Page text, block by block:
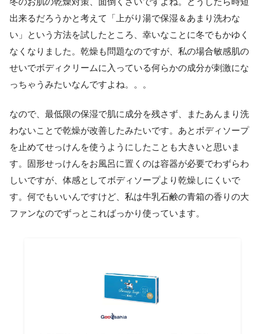
出来るだろうかと考えて「上がり湯で保湿＆あまり洗わな
い」という方法を試したところ、幸いなことに冬でもかゆく
なくなりました。乾燥も問題なのですが、私の場合敏感肌の
せいでボディクリームに入っている何らかの成分が刺激にな
っちゃうみたいなんですよね。。。
なので、最低限の保湿で肌に成分を残さず、またあんまり洗
わないことで乾燥が改善したみたいです。あとボディソープ
を止めてせっけんを使うようにしたことも大きいと思いま
す。固形せっけんをお風呂に置くのは容器が必要でわずらわ
しいですが、体感としてボディソープより乾燥しにくいで
す。何でもいいんですけど、私は牛乳石鹸の青箱の香りの大
ファンなのでずっとこればっかり使っています。